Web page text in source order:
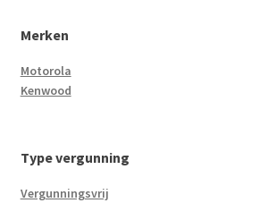
Merken
Motorola
Kenwood
Type vergunning
Vergunningsvrij